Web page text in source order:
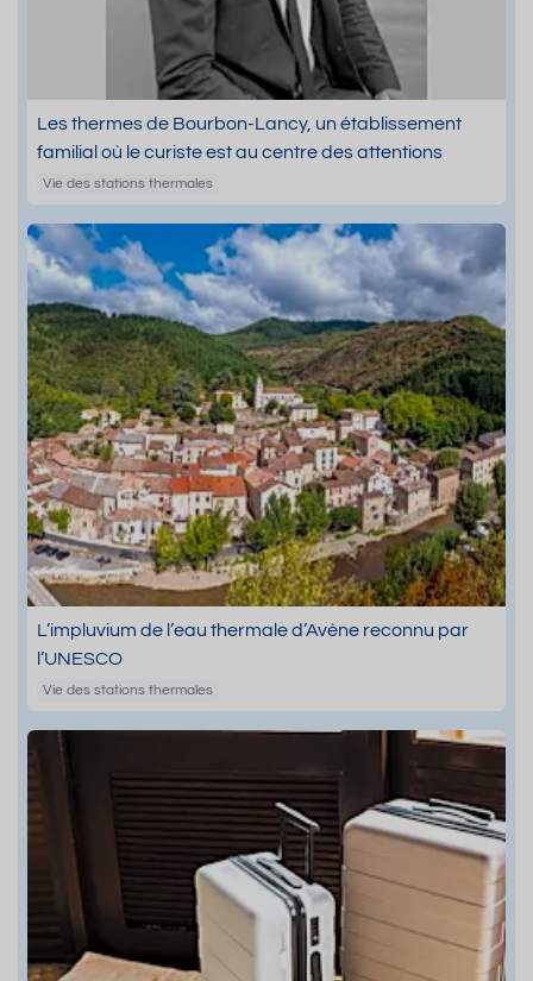
Les thermes de Bourbon-Lancy, un établissement
familial où le curiste est au centre des attentions
Vie des stations thermales
L’impluvium de l’eau thermale d’Avène reconnu par
l’UNESCO
Vie des stations thermales